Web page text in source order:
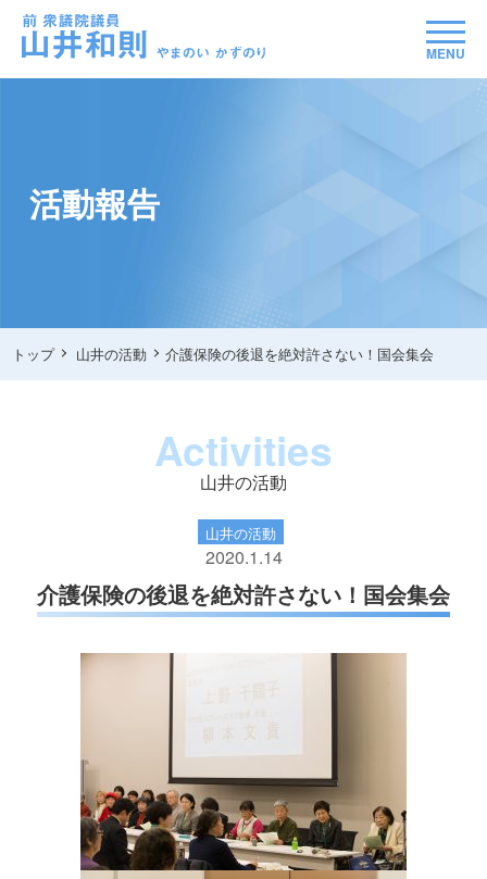
MENU
活動報告
トップ 山井の活動 介護保険の後退を絶対許さない！国会集会
Activities
山井の活動
山井の活動
2020.1.14
介護保険の後退を絶対許さない！国会集会